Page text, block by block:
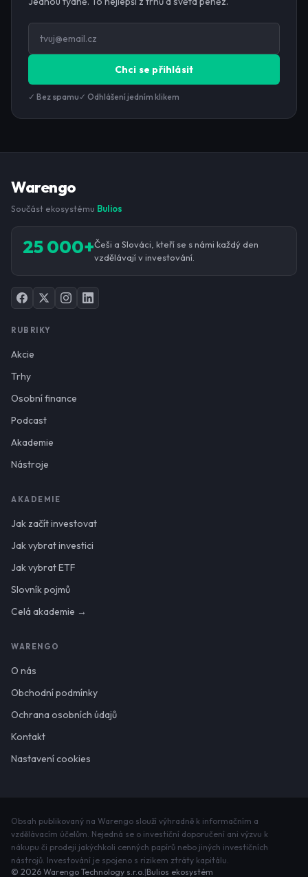
Chci se přihlásit
✓ Bez spamu ✓ Odhlášení jedním klikem
Warengo
Součást ekosystému Bulios
25 000+Češi a Slováci, kteří se s námi každý den
vzdělávají v investování.
RUBRIKY
Akcie
Trhy
Osobní finance
Podcast
Akademie
Nástroje
AKADEMIE
Jak začít investovat
Jak vybrat investici
Jak vybrat ETF
Slovník pojmů
Celá akademie →
WARENGO
O nás
Obchodní podmínky
Ochrana osobních údajů
Kontakt
Nastavení cookies
Obsah publikovaný na Warengo slouží výhradně k informačním a
vzdělávacím účelům. Nejedná se o investiční doporučení ani výzvu k
nákupu či prodeji jakýchkoli cenných papírů nebo jiných investičních
nástrojů. Investování je spojeno s rizikem ztráty kapitálu.
© 2026 Warengo Technology s.r.o. |Bulios ekosystém